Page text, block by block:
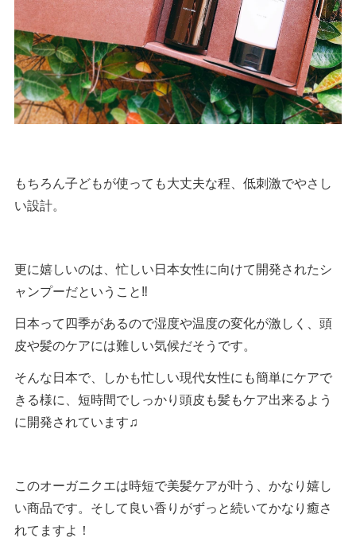
もちろん子どもが使っても大丈夫な程、低刺激でやさし
い設計。
更に嬉しいのは、忙しい日本女性に向けて開発されたシ
ャンプーだということ‼︎
日本って四季があるので湿度や温度の変化が激しく、頭
皮や髪のケアには難しい気候だそうです。
そんな日本で、しかも忙しい現代女性にも簡単にケアで
きる様に、短時間でしっかり頭皮も髪もケア出来るよう
に開発されています♫
このオーガニクエは時短で美髪ケアが叶う、かなり嬉し
い商品です。そして良い香りがずっと続いてかなり癒さ
れてますよ！